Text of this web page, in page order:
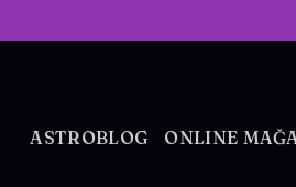
ASTROBLOG ONLINE